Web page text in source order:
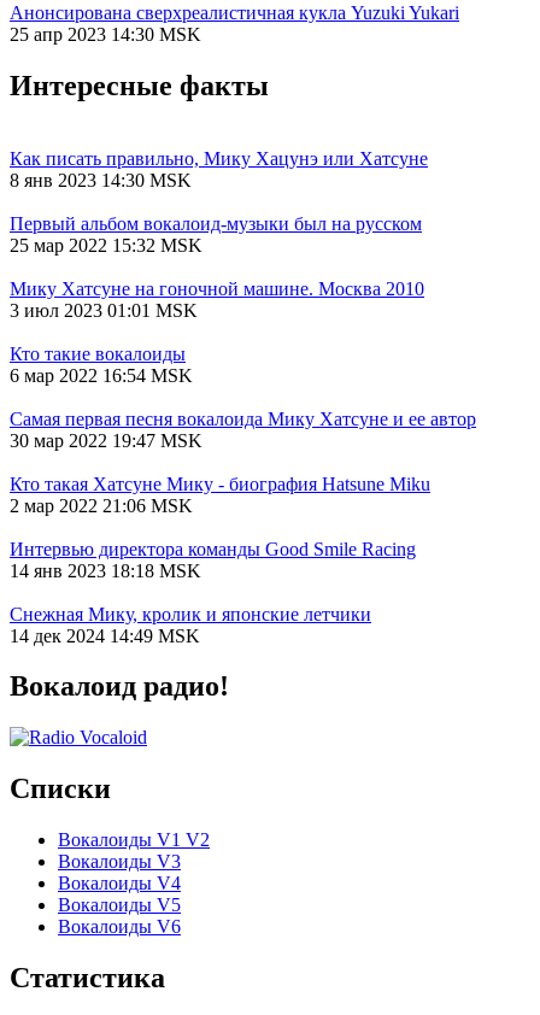
Анонсирована сверхреалистичная кукла Yuzuki Yukari
25 апр 2023 14:30 MSK
Интересные факты
Как писать правильно, Мику Хацунэ или Хатсуне
8 янв 2023 14:30 MSK
Первый альбом вокалоид-музыки был на русском
25 мар 2022 15:32 MSK
Мику Хатсуне на гоночной машине. Москва 2010
3 июл 2023 01:01 MSK
Кто такие вокалоиды
6 мар 2022 16:54 MSK
Самая первая песня вокалоида Мику Хатсуне и ее автор
30 мар 2022 19:47 MSK
Кто такая Хатсуне Мику - биография Hatsune Miku
2 мар 2022 21:06 MSK
Интервью директора команды Good Smile Racing
14 янв 2023 18:18 MSK
Снежная Мику, кролик и японские летчики
14 дек 2024 14:49 MSK
Вокалоид радио!
Списки
Вокалоиды V1 V2
Вокалоиды V3
Вокалоиды V4
Вокалоиды V5
Вокалоиды V6
Статистика